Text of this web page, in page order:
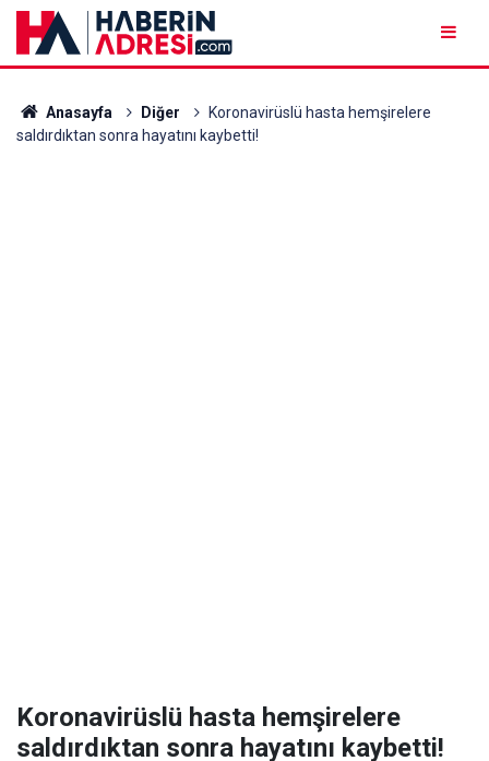
Anasayfa Diğer
Koronavirüslü hasta hemşirelere
saldırdıktan sonra hayatını kaybetti!
Koronavirüslü hasta hemşirelere
saldırdıktan sonra hayatını kaybetti!